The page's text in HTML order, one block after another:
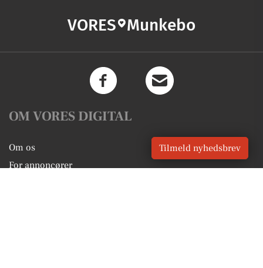
VORES Munkebo
OM VORES DIGITAL
Om os
For annoncører
Tilmeld nyhedsbrev